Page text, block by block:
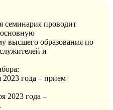
семинария проводит
высшего образования по
и
2023 года – прием
2023 года –